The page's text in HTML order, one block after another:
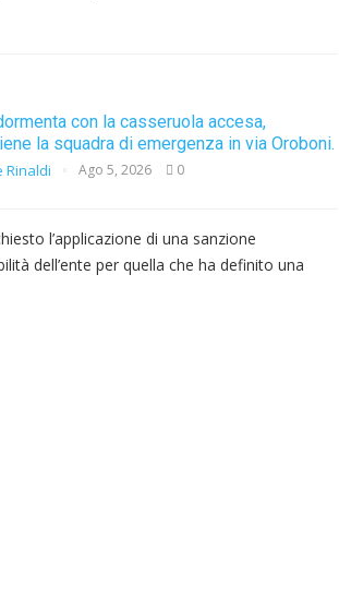
con la casseruola accesa,
la squadra di emergenza in via Oroboni.
Rinaldi Ago 5, 2026 0
l’applicazione di una sanzione
dell’ente per quella che ha definito una